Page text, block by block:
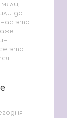
до
нас это
это